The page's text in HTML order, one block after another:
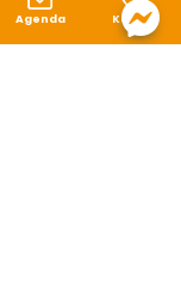
Agenda Karte